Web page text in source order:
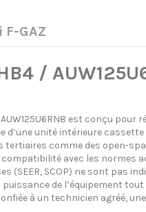
F-GAZ
/
AUW125U6RN8 est conçu
unité intérieure
comme des open-
avec les
(SEER, SCOP) ne sont
de l’équipement
à un technicien agréé,